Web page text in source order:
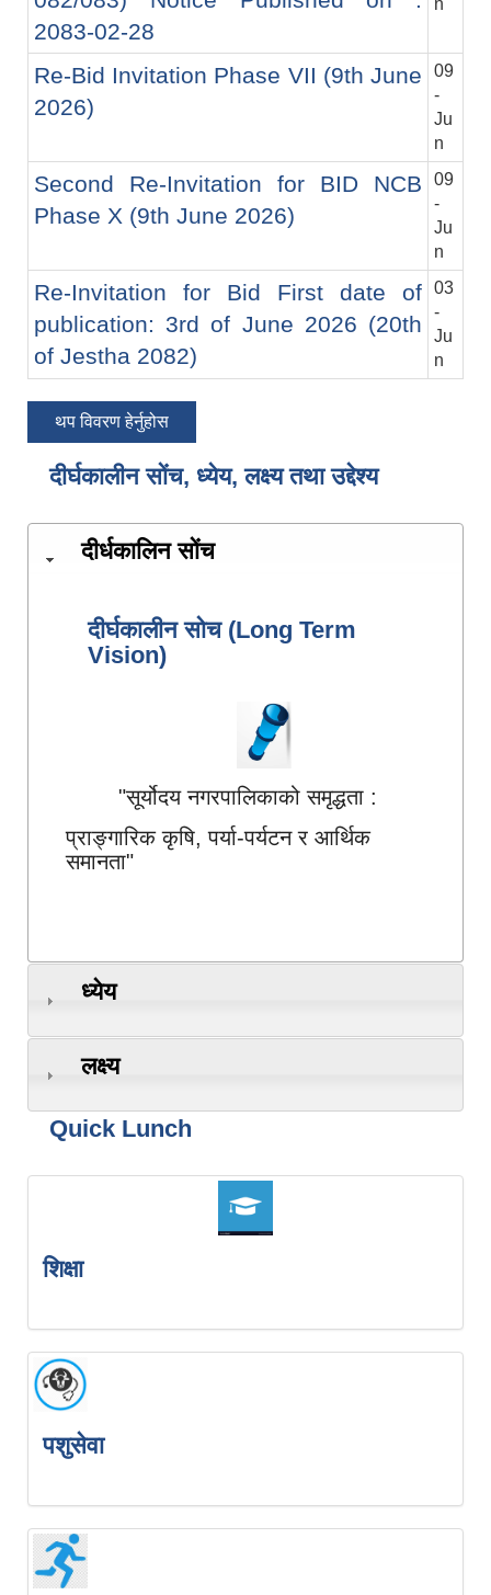
2083-02-28
n
Re-Bid Invitation Phase VII (9th June
2026)
09
-
Ju
n
Second Re-Invitation for BID NCB
Phase X (9th June 2026)
09
-
Ju
n
Re-Invitation for Bid First date of
publication: 3rd of June 2026 (20th
of Jestha 2082)
03
-
Ju
n
थप विवरण हेर्नुहोस
दीर्घकालीन सोंच, ध्येय, लक्ष्य तथा उद्देश्य
दीर्धकालिन सोंच
दीर्घकालीन सोच (Long Term
Vision)
"सूर्योदय नगरपालिकाको समृद्धता :
प्राङ्गारिक कृषि, पर्या-पर्यटन र आर्थिक
समानता"
ध्येय
लक्ष्य
Quick Lunch
शिक्षा
पशुसेवा